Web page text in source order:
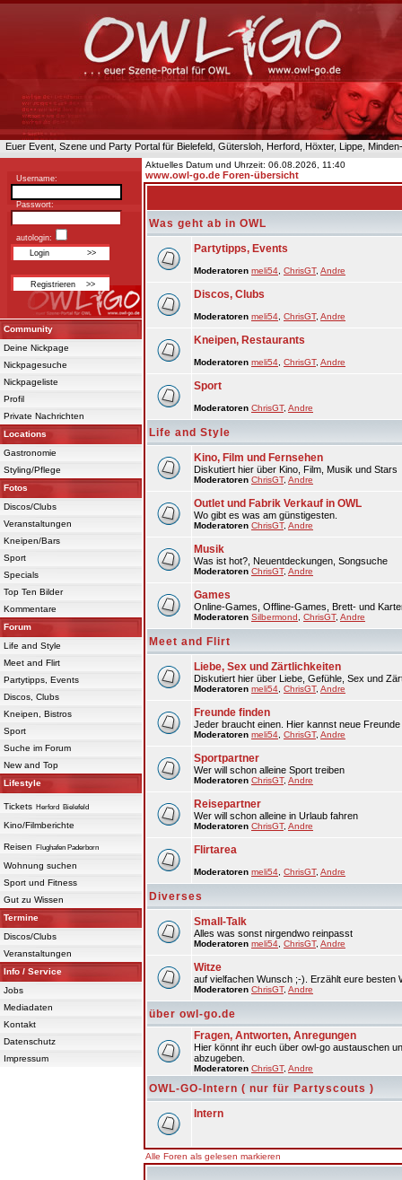
Euer Event, Szene und Party Portal für Bielefeld, Gütersloh, Herford, Höxter, Lippe,
Username:
Passwort:
autologin:
Community
Deine Nickpage
Nickpagesuche
Nickpageliste
Profil
Private Nachrichten
Locations
Gastronomie
Styling/Pflege
Fotos
Discos/Clubs
Veranstaltungen
Kneipen/Bars
Sport
Specials
Top Ten Bilder
Kommentare
Forum
Life and Style
Meet and Flirt
Partytipps, Events
Discos, Clubs
Kneipen, Bistros
Sport
Suche im Forum
New and Top
Lifestyle
Tickets Herford Bielefeld
Kino/Filmberichte
Reisen Flughafen Paderborn
Wohnung suchen
Sport und Fitness
Gut zu Wissen
Termine
Discos/Clubs
Veranstaltungen
Info / Service
Jobs
Mediadaten
Kontakt
Datenschutz
Impressum
Aktuelles Datum und Uhrzeit: 06.08.2026, 11:40
www.owl-go.de Foren-übersicht
Was geht ab in OWL
Partytipps, Events
Moderatoren meli54 ChrisGT, Andre
Discos, Clubs
Moderatoren meli54 ChrisGT, Andre
Kneipen, Restaurants
Moderatoren meli54 ChrisGT, Andre
Sport
Moderatoren ChrisGT, Andre
Life and Style
Kino, Film und Fernsehen
Diskutiert hier über Kino, Film, Musik und Stars
Moderatoren ChrisGT, Andre
Outlet und Fabrik Verkauf in OWL
Wo gibt es was am günstigesten.
Moderatoren ChrisGT, Andre
Musik
Was ist hot?, Neuentdeckungen, Songsuche
Moderatoren ChrisGT, Andre
Games
Online-Games, Offline-Games, Brett- und
Moderatoren Silbermond ChrisGT, Andre
Meet and Flirt
Liebe, Sex und Zärtlichkeiten
Diskutiert hier über Liebe, Gefühle, Sex und
Moderatoren meli54 ChrisGT, Andre
Freunde finden
Jeder braucht einen. Hier kannst neue Freunde
Moderatoren meli54 ChrisGT, Andre
Sportpartner
Wer will schon alleine Sport treiben
Moderatoren ChrisGT, Andre
Reisepartner
Wer will schon alleine in Urlaub fahren
Moderatoren ChrisGT, Andre
Flirtarea
Moderatoren meli54 ChrisGT, Andre
Diverses
Small-Talk
Alles was sonst nirgendwo reinpasst
Moderatoren meli54 ChrisGT, Andre
Witze
auf vielfachen Wunsch ;-). Erzählt eure besten
Moderatoren ChrisGT, Andre
über owl-go.de
Fragen, Antworten, Anregungen
Hier könnt ihr euch über owl-go austauschen
abzugeben.
Moderatoren ChrisGT, Andre
OWL-GO-Intern ( nur für Partyscouts )
Intern
Alle Foren als gelesen markieren